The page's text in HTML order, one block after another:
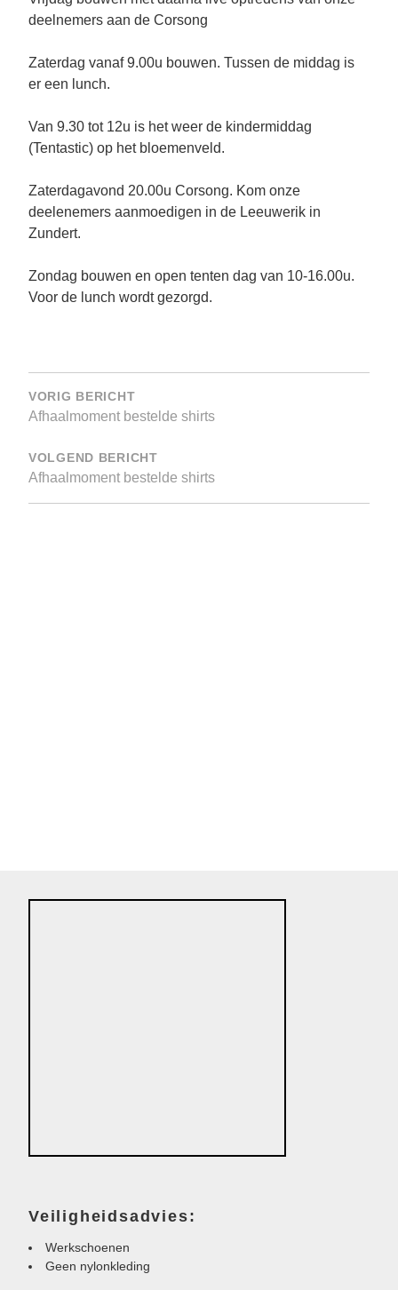
deelnemers aan de Corsong
Zaterdag vanaf 9.00u bouwen. Tussen de middag is
er een lunch.
Van 9.30 tot 12u is het weer de kindermiddag
(Tentastic) op het bloemenveld.
Zaterdagavond 20.00u Corsong. Kom onze
deelenemers aanmoedigen in de Leeuwerik in
Zundert.
Zondag bouwen en open tenten dag van 10-16.00u.
Voor de lunch wordt gezorgd.
Bericht
navigatie
VORIG BERICHT
Afhaalmoment bestelde shirts
VOLGEND BERICHT
Afhaalmoment bestelde shirts
Veiligheidsadvies:
Werkschoenen
Geen nylonkleding